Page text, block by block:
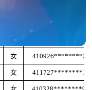
女
女
女